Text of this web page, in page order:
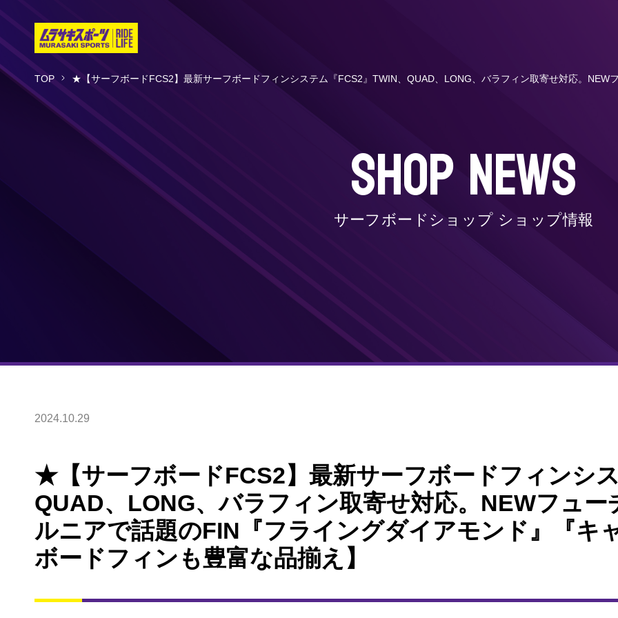
TOP ★【サーフボードFCS2】最新サーフボードフィンシステム『FCS2』TWIN、QUAD、LONG、バラフィン取寄せ対応。
SHOP NEWS
サーフボードショップ ショップ情報
2024.10.29
★【サーフボードFCS2】最新サーフボードフィンシ
QUAD、LONG、バラフィン取寄せ対応。NEWフュ
ルニアで話題のFIN『フライングダイアモンド』『キ
ボードフィンも豊富な品揃え】